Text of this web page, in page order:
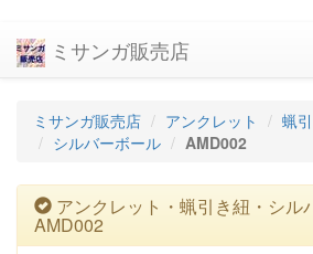
ミサンガ販売店
ミサンガ販売店 アンクレット
蝋
シルバーボール
AMD002
アンクレット・蝋引き紐・シル
AMD002